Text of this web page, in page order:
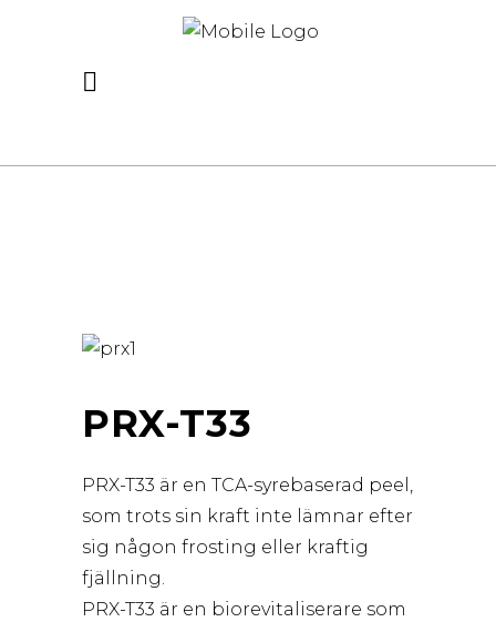
PRX-T33
PRX-T33 är en TCA-syrebaserad peel,
som trots sin kraft inte lämnar efter
sig någon frosting eller kraftig
fjällning.
PRX-T33 är en biorevitaliserare som